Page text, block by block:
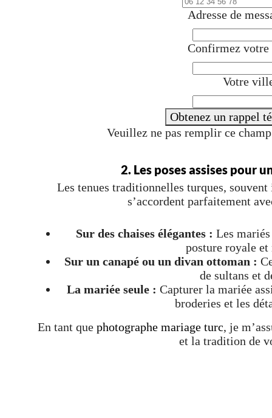
Adresse de
Confirmez
Votre
Obtenez un rappel
Veuillez ne pas remplir ce
2. Les poses assises pour
Les tenues traditionnelles turques,
s’accordent parfaitement
Sur des chaises élégantes : Les
posture royale et
Sur un canapé ou un divan ottoman :
de sultans et
La mariée seule : Capturer la mariée
broderies et les
En tant que photographe mariage turc, je
et la tradition de